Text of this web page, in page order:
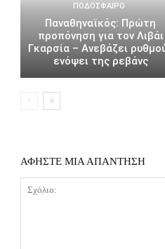
ΠΟΔΌΣΦΑΙΡΟ
Παναθηναϊκός: Πρώτη
προπόνηση για τον Λιβάι
Γκαρσία – Ανεβάζει
ενόψει της ρεβάνς
ΑΦΗΣΤΕ ΜΙΑ ΑΠΑΝΤΗΣΗ